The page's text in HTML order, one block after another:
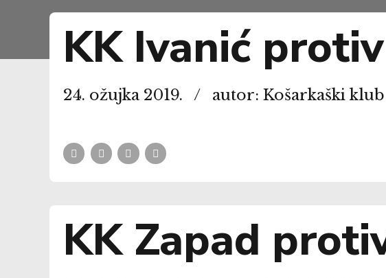
KK Ivanić
24. ožujka 2019. autor: Košarkaški
KK Zapad